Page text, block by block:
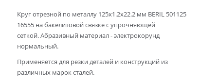
Круг отрезной по металлу 125x1.2x22.2 мм BERIL 501125
16555 на бакелитовой связке с упрочняющей
сеткой. Абразивный материал - электрокорунд
нормальный.
Применяется для резки деталей и конструкций из
различных марок сталей.